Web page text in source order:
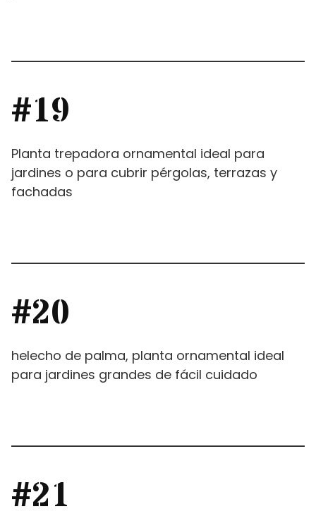
#19
Planta trepadora ornamental ideal para
jardines o para cubrir pérgolas, terrazas y
fachadas
#20
helecho de palma, planta ornamental ideal
para jardines grandes de fácil cuidado
#21